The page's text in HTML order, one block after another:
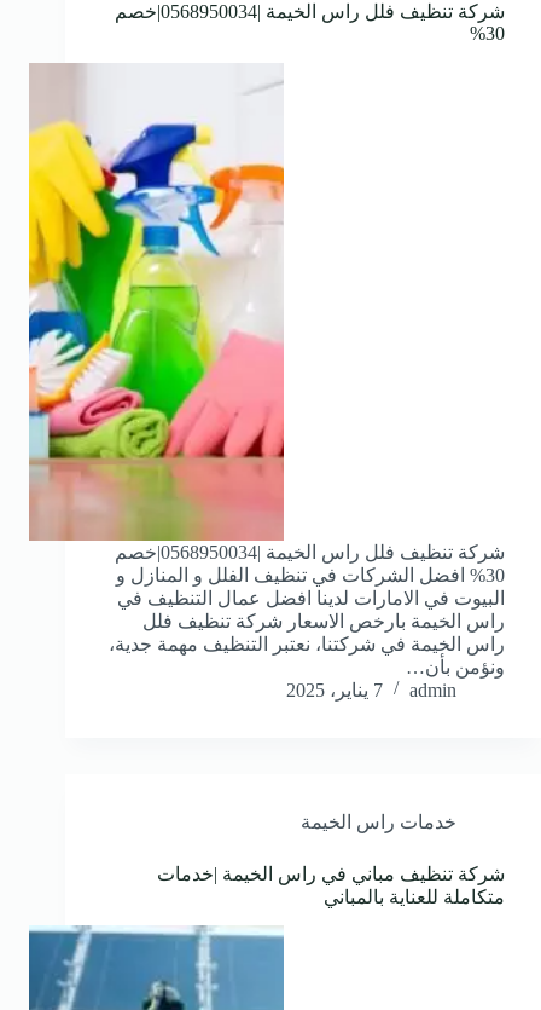
شركة تنظيف فلل راس الخيمة |0568950034|خصم
30%
شركة تنظيف فلل راس الخيمة |0568950034|خصم
30% افضل الشركات في تنظيف الفلل و المنازل و
البيوت في الامارات لدينا افضل عمال التنظيف في
راس الخيمة بارخص الاسعار شركة تنظيف فلل
راس الخيمة في شركتنا، نعتبر التنظيف مهمة جدية،
ونؤمن بأن…
admin
7 يناير، 2025
خدمات راس الخيمة
شركة تنظيف مباني في راس الخيمة |خدمات
متكاملة للعناية بالمباني